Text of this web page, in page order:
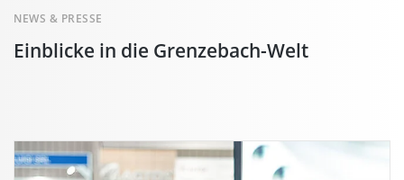
Einblicke in die Grenzebach-Welt
NEWS & PRESSE